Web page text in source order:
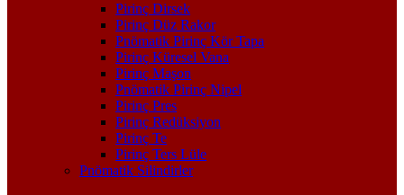
Pirinç Dirsek
Pirinç Düz Rakor
Pnömatik Pirinç Kör Tapa
Pirinç Küresel Vana
Pirinç Maşon
Pnömatik Pirinç Nipel
Pirinç Pres
Pirinç Redüksiyon
Pirinç Te
Pirinç Ters Lüle
Pnömatik Silindirler